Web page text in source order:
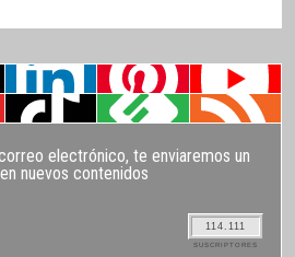
electrónico, te enviaremos un
nuevos contenidos
114.111
SUSCRIPTORES